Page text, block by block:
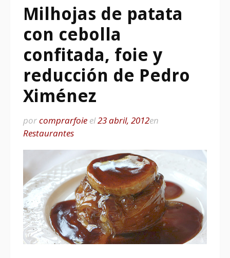
Milhojas de patata
con cebolla
confitada, foie y
reducción de Pedro
Ximénez
porcomprarfoie el23 abril, 2012en
Restaurantes